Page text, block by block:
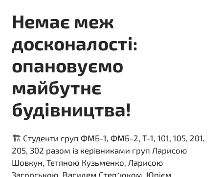
Немає меж
досконалості:
опановуємо
майбутнє
будівництва!
🏗️ Студенти груп ФМБ-1, ФМБ-2, Т-1, 101, 105, 201,
205, 302 разом із керівниками груп Ларисою
Шовкун, Тетяною Кузьменко, Ларисою
Загорською, Василем Степ’юком, Юрієм